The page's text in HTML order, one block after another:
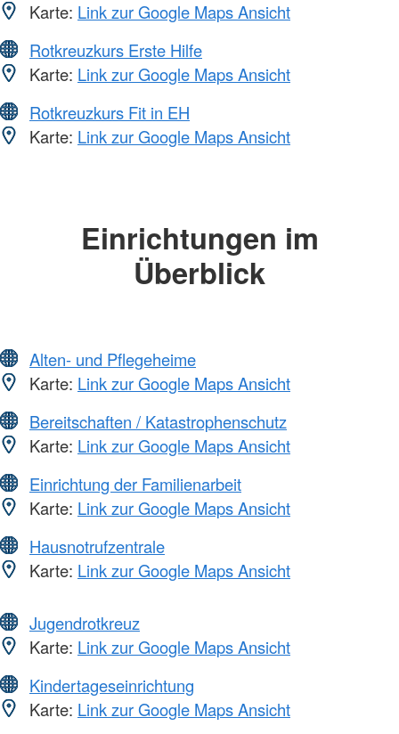
Karte: Link zur Google Maps Ansicht
Rotkreuzkurs Erste Hilfe
Karte: Link zur Google Maps Ansicht
Rotkreuzkurs Fit in EH
Karte: Link zur Google Maps Ansicht
Einrichtungen im
Überblick
Alten- und Pflegeheime
Karte: Link zur Google Maps Ansicht
Bereitschaften / Katastrophenschutz
Karte: Link zur Google Maps Ansicht
Einrichtung der Familienarbeit
Karte: Link zur Google Maps Ansicht
Hausnotrufzentrale
Karte: Link zur Google Maps Ansicht
Jugendrotkreuz
Karte: Link zur Google Maps Ansicht
Kindertageseinrichtung
Karte: Link zur Google Maps Ansicht